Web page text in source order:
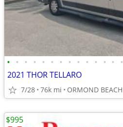
• • • • • • • • • • • • • •
2021 THOR TELLARO
7/28 76k mi ORMOND BEACH
$995